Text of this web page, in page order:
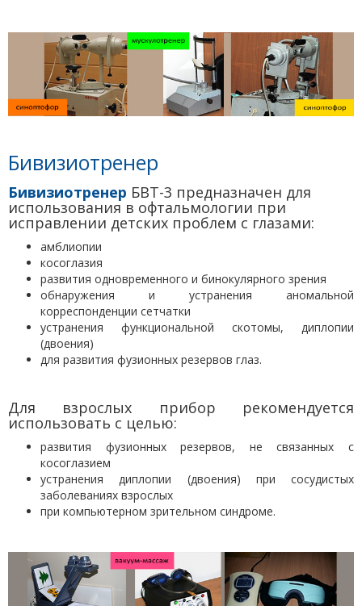
Бивизиотренер
Бивизиотренер БВТ-3 предназначен для
использования в офтальмологии при
исправлении детских проблем с глазами:
амблиопии
косоглазия
развития одновременного и бинокулярного зрения
обнаружения и устранения аномальной
корреспонденции сетчатки
устранения функциональной скотомы, диплопии
(двоения)
для развития фузионных резервов глаз.
Для взрослых прибор рекомендуется
использовать с целью:
развития фузионных резервов, не связанных с
косоглазием
устранения диплопии (двоения) при сосудистых
заболеваниях взрослых
при компьютерном зрительном синдроме.